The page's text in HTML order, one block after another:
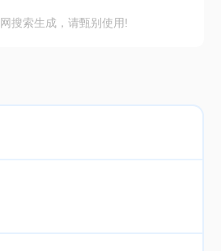
搜索生成，请甄别使用!